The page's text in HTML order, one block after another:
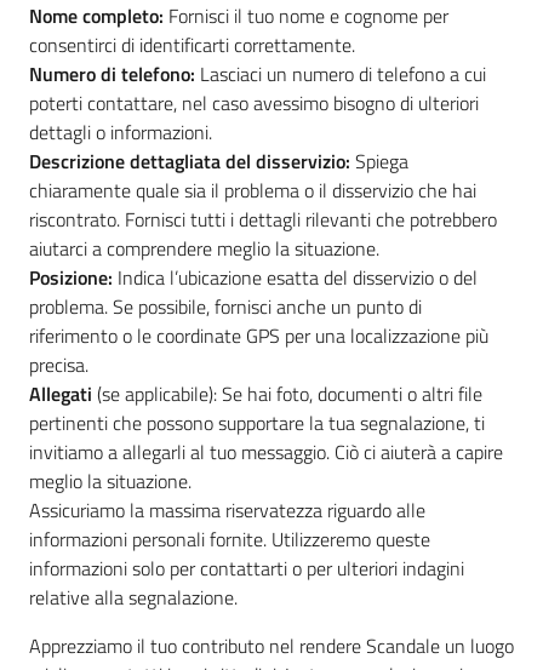
Nome completo: Fornisci il tuo nome e cognome per
consentirci di identificarti correttamente.
Numero di telefono: Lasciaci un numero di telefono a cui
poterti contattare, nel caso avessimo bisogno di ulteriori
dettagli o informazioni.
Descrizione dettagliata del disservizio: Spiega
chiaramente quale sia il problema o il disservizio che hai
riscontrato. Fornisci tutti i dettagli rilevanti che potrebbero
aiutarci a comprendere meglio la situazione.
Posizione: Indica l’ubicazione esatta del disservizio o del
problema. Se possibile, fornisci anche un punto di
riferimento o le coordinate GPS per una localizzazione più
precisa.
Allegati (se applicabile): Se hai foto, documenti o altri file
pertinenti che possono supportare la tua segnalazione, ti
invitiamo a allegarli al tuo messaggio. Ciò ci aiuterà a capire
meglio la situazione.
Assicuriamo la massima riservatezza riguardo alle
informazioni personali fornite. Utilizzeremo queste
informazioni solo per contattarti o per ulteriori indagini
relative alla segnalazione.
Apprezziamo il tuo contributo nel rendere Scandale un luogo